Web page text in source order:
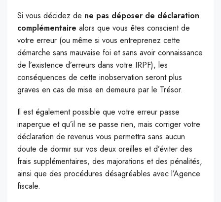
Si vous décidez de ne pas déposer de déclaration
complémentaire alors que vous êtes conscient de
votre erreur (ou même si vous entreprenez cette
démarche sans mauvaise foi et sans avoir connaissance
de l’existence d’erreurs dans votre IRPF), les
conséquences de cette inobservation seront plus
graves en cas de mise en demeure par le Trésor.
Il est également possible que votre erreur passe
inaperçue et qu’il ne se passe rien, mais corriger votre
déclaration de revenus vous permettra sans aucun
doute de dormir sur vos deux oreilles et d’éviter des
frais supplémentaires, des majorations et des pénalités,
ainsi que des procédures désagréables avec l’Agence
fiscale.